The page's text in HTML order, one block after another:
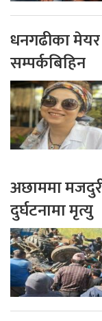
धनगढीका मेयर
सम्पर्कबिहिन
अछाममा
दुर्घटनामा मृत्यु